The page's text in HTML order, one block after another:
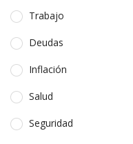
Trabajo
Deudas
Inflación
Salud
Seguridad